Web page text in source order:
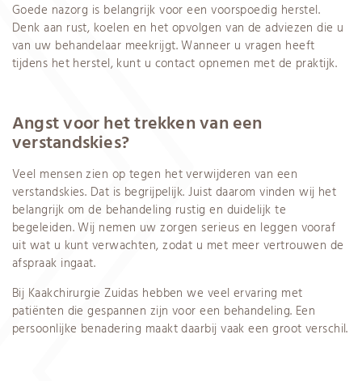
Goede nazorg is belangrijk voor een voorspoedig herstel.
Denk aan rust, koelen en het opvolgen van de adviezen die u
van uw behandelaar meekrijgt. Wanneer u vragen heeft
tijdens het herstel, kunt u contact opnemen met de praktijk.
Angst voor het trekken van een
verstandskies?
Veel mensen zien op tegen het verwijderen van een
verstandskies. Dat is begrijpelijk. Juist daarom vinden wij het
belangrijk om de behandeling rustig en duidelijk te
begeleiden. Wij nemen uw zorgen serieus en leggen vooraf
uit wat u kunt verwachten, zodat u met meer vertrouwen de
afspraak ingaat.
Bij Kaakchirurgie Zuidas hebben we veel ervaring met
patiënten die gespannen zijn voor een behandeling. Een
persoonlijke benadering maakt daarbij vaak een groot verschil.